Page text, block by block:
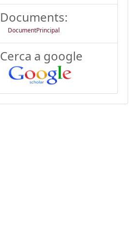
Documents:
DocumentPrincipal
Cerca a google